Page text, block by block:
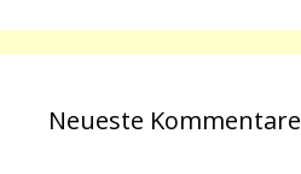
Neueste Kommentare